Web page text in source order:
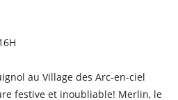
au Village des Arc-en-ciel
festive et inoubliable! Merlin, le